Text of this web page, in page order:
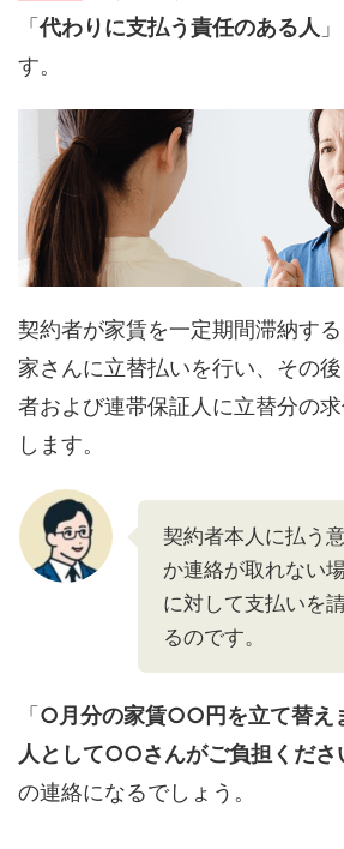
「代わりに支払う責任のある人
す。
契約者が家賃を一定期間滞納す
家さんに立替払いを行い、その
者および連帯保証人に立替分の
します。
契約者本人に払う
か連絡が取れない
に対して支払いを
るのです。
「 ○月分の家賃○○円を立て替え
人として○○さんがご負担くださ
の連絡になるでしょう。